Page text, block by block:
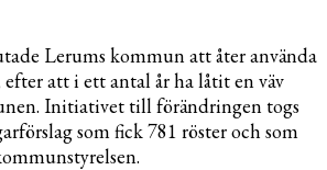
Lerums kommun att åter använda
att i ett antal år ha låtit en väv
Initiativet till förändringen togs
som fick 781 röster och som